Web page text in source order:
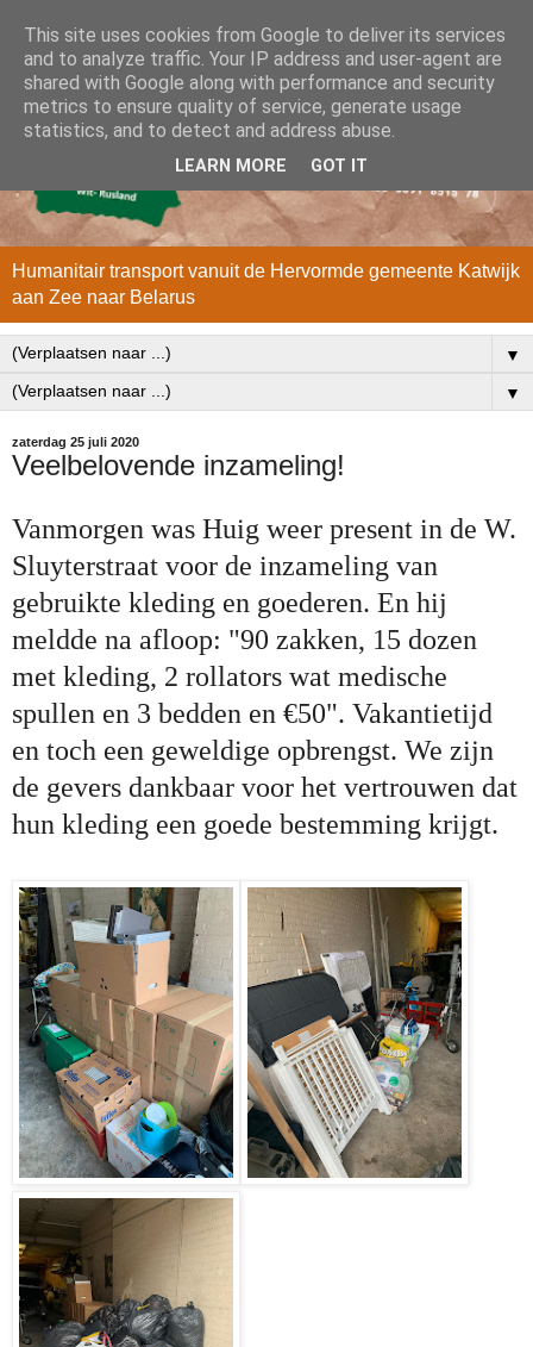
Humanitair transport vanuit de Hervormde gemeente Katwijk
aan Zee naar Belarus
▼
▼
zaterdag 25 juli 2020
Veelbelovende inzameling!
Vanmorgen was Huig weer present in de W.
Sluyterstraat voor de inzameling van
gebruikte kleding en goederen. En hij
meldde na afloop: "90 zakken, 15 dozen
met kleding, 2 rollators wat medische
spullen en 3 bedden en €50". Vakantietijd
en toch een geweldige opbrengst. We zijn
de gevers dankbaar voor het vertrouwen dat
hun kleding een goede bestemming krijgt.
This site uses cookies from Google to deliver its services
and to analyze traffic. Your IP address and user-agent are
shared with Google along with performance and security
metrics to ensure quality of service, generate usage
statistics, and to detect and address abuse.
LEARN MORE GOT IT